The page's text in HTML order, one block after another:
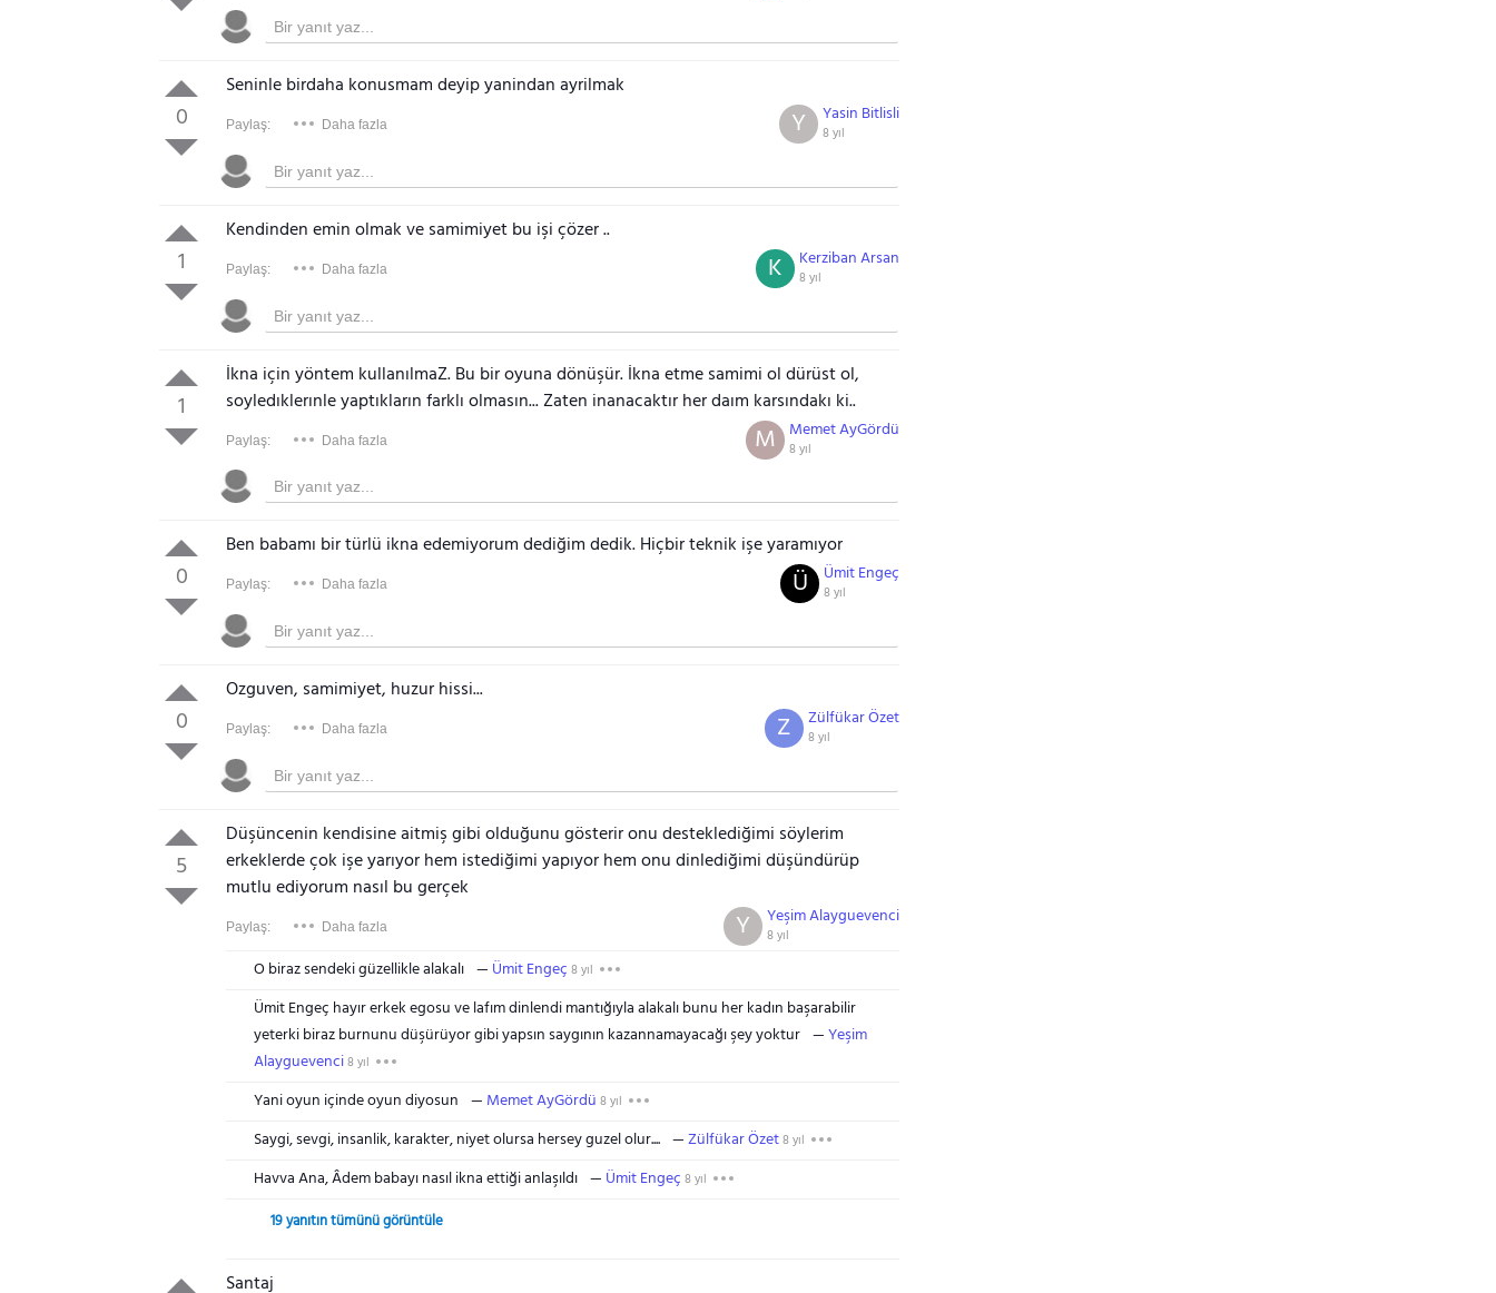
0
Seninle birdaha konusmam deyip yanindan ayrilmak
Paylaş: Daha fazla Yasin Bitlisli
8 yıl
Y
1
Kendinden emin olmak ve samimiyet bu işi çözer ..
Paylaş: Daha fazla Kerziban Arsan
8 yıl
K
1
İkna için yöntem kullanılmaZ. Bu bir oyuna dönüşür. İkna etme samimi ol dürüst ol,
soyledıklerınle yaptıkların farklı olmasın... Zaten inanacaktır her daım karsındakı ki..
Paylaş: Daha fazla Memet AyGördü
8 yıl
M
0
Ben babamı bir türlü ikna edemiyorum dediğim dedik. Hiçbir teknik işe yaramıyor
Paylaş: Daha fazla Ümit Engeç
8 yıl
Ü
0
Ozguven, samimiyet, huzur hissi...
Paylaş: Daha fazla Zülfükar Özet
8 yıl
Z
5
Düşüncenin kendisine aitmiş gibi olduğunu gösterir onu desteklediğimi söylerim
erkeklerde çok işe yarıyor hem istediğimi yapıyor hem onu dinlediğimi düşündürüp
mutlu ediyorum nasıl bu gerçek
Paylaş: Daha fazla Yeşim Alayguevenci
8 yıl
Y
O biraz sendeki güzellikle alakalı Ümit Engeç 8 yıl
Ümit Engeç hayır erkek egosu ve lafım dinlendi mantığıyla alakalı bunu her kadın başarabilir
yeterki biraz burnunu düşürüyor gibi yapsın saygının kazannamayacağı şey yoktur
Yeşim
Alayguevenci8 yıl
Yani oyun içinde oyun diyosun Memet AyGördü 8 yıl
Saygi, sevgi, insanlik, karakter, niyet olursa hersey guzel olur.... Zülfükar Özet8 yıl
Havva Ana, Âdem babayı nasıl ikna ettiği anlaşıldı Ümit Engeç 8 yıl
19 yanıtın tümünü görüntüle
Santaj